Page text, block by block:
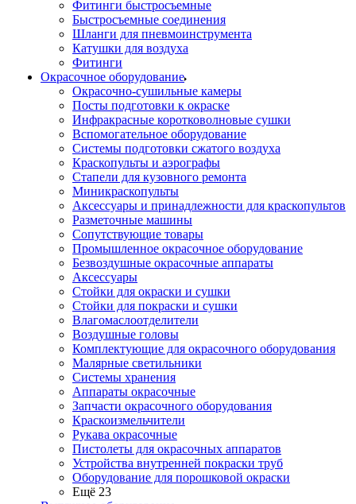
Фитинги быстросъемные
Быстросъемные соединения
Шланги для пневмоинструмента
Катушки для воздуха
Фитинги
Окрасочное оборудование
Окрасочно-сушильные камеры
Посты подготовки к окраске
Инфракрасные коротковолновые сушки
Вспомогательное оборудование
Системы подготовки сжатого воздуха
Краскопульты и аэрографы
Стапели для кузовного ремонта
Миникраскопульты
Аксессуары и принадлежности для краскопультов
Разметочные машины
Сопутствующие товары
Промышленное окрасочное оборудование
Безвоздушные окрасочные аппараты
Аксессуары
Стойки для окраски и сушки
Стойки для покраски и сушки
Влагомаслоотделители
Воздушные головы
Комплектующие для окрасочного оборудования
Малярные светильники
Системы хранения
Аппараты окрасочные
Запчасти окрасочного оборудования
Краскоизмельчители
Рукава окрасочные
Пистолеты для окрасочных аппаратов
Устройства внутренней покраски труб
Оборудование для порошковой окраски
Ещё 23